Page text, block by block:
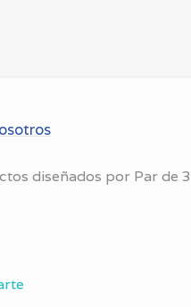
diseñados por Par de